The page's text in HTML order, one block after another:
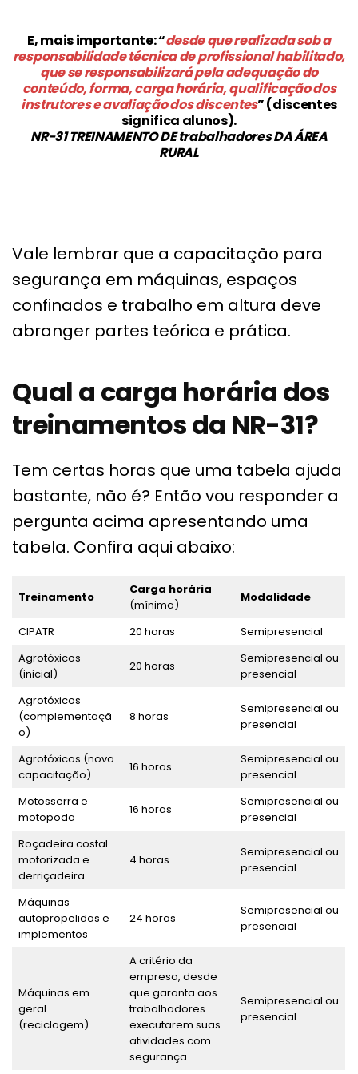
E, mais importante: “desde que realizada sob a
responsabilidade técnica de profissional habilitado,
que se responsabilizará pela adequação do
conteúdo, forma, carga horária, qualificação dos
instrutores e avaliação dos discentes” (discentes
significa alunos).
NR-31 TREINAMENTO DE trabalhadores DA ÁREA
RURAL
Vale lembrar que a capacitação para
segurança em máquinas, espaços
confinados e trabalho em altura deve
abranger partes teórica e prática.
Qual a carga horária dos
treinamentos da NR-31?
Tem certas horas que uma tabela ajuda
bastante, não é? Então vou responder a
pergunta acima apresentando uma
tabela. Confira aqui abaixo:
Treinamento
Carga horária
(mínima)
Modalidade
CIPATR 20 horas
Semipresencial
Agrotóxicos
(inicial)
20 horas
Semipresencial ou
presencial
Agrotóxicos
(complementaçã
o)
8 horas
Semipresencial ou
presencial
Agrotóxicos (nova
capacitação)
16 horas
Semipresencial ou
presencial
Motosserra e
motopoda
16 horas
Semipresencial ou
presencial
Roçadeira costal
motorizada e
derriçadeira
4 horas
Semipresencial ou
presencial
Máquinas
autopropelidas e
implementos
24 horas
Semipresencial ou
presencial
Máquinas em
geral
(reciclagem)
A critério da
empresa, desde
que garanta aos
trabalhadores
executarem suas
atividades com
segurança
Semipresencial ou
presencial